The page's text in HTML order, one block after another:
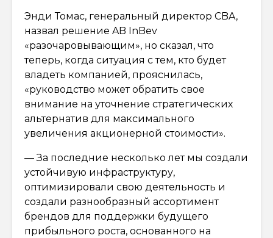
Энди Томас, генеральный директор CBA,
назвал решение AB InBev
«разочаровывающим», но сказал, что
теперь, когда ситуация с тем, кто будет
владеть компанией, прояснилась,
«руководство может обратить свое
внимание на уточнение стратегических
альтернатив для максимального
увеличения акционерной стоимости».
— За последние несколько лет мы создали
устойчивую инфраструктуру,
оптимизировали свою деятельность и
создали разнообразный ассортимент
брендов для поддержки будущего
прибыльного роста, основанного на